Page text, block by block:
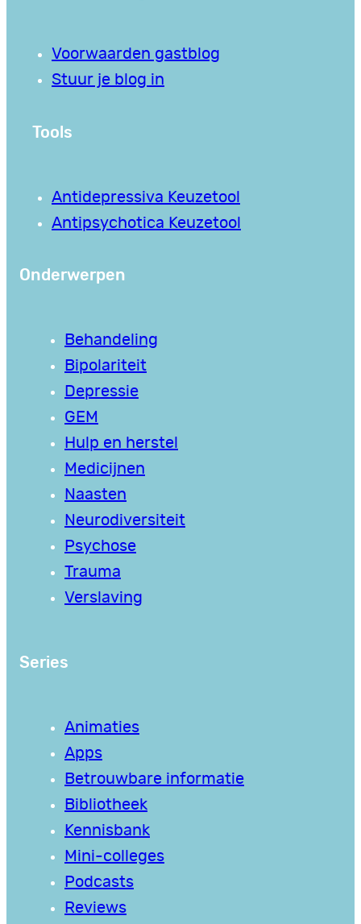
Voorwaarden gastblog
Stuur je blog in
Tools
Antidepressiva Keuzetool
Antipsychotica Keuzetool
Onderwerpen
Behandeling
Bipolariteit
Depressie
GEM
Hulp en herstel
Medicijnen
Naasten
Neurodiversiteit
Psychose
Trauma
Verslaving
Series
Animaties
Apps
Betrouwbare informatie
Bibliotheek
Kennisbank
Mini-colleges
Podcasts
Reviews